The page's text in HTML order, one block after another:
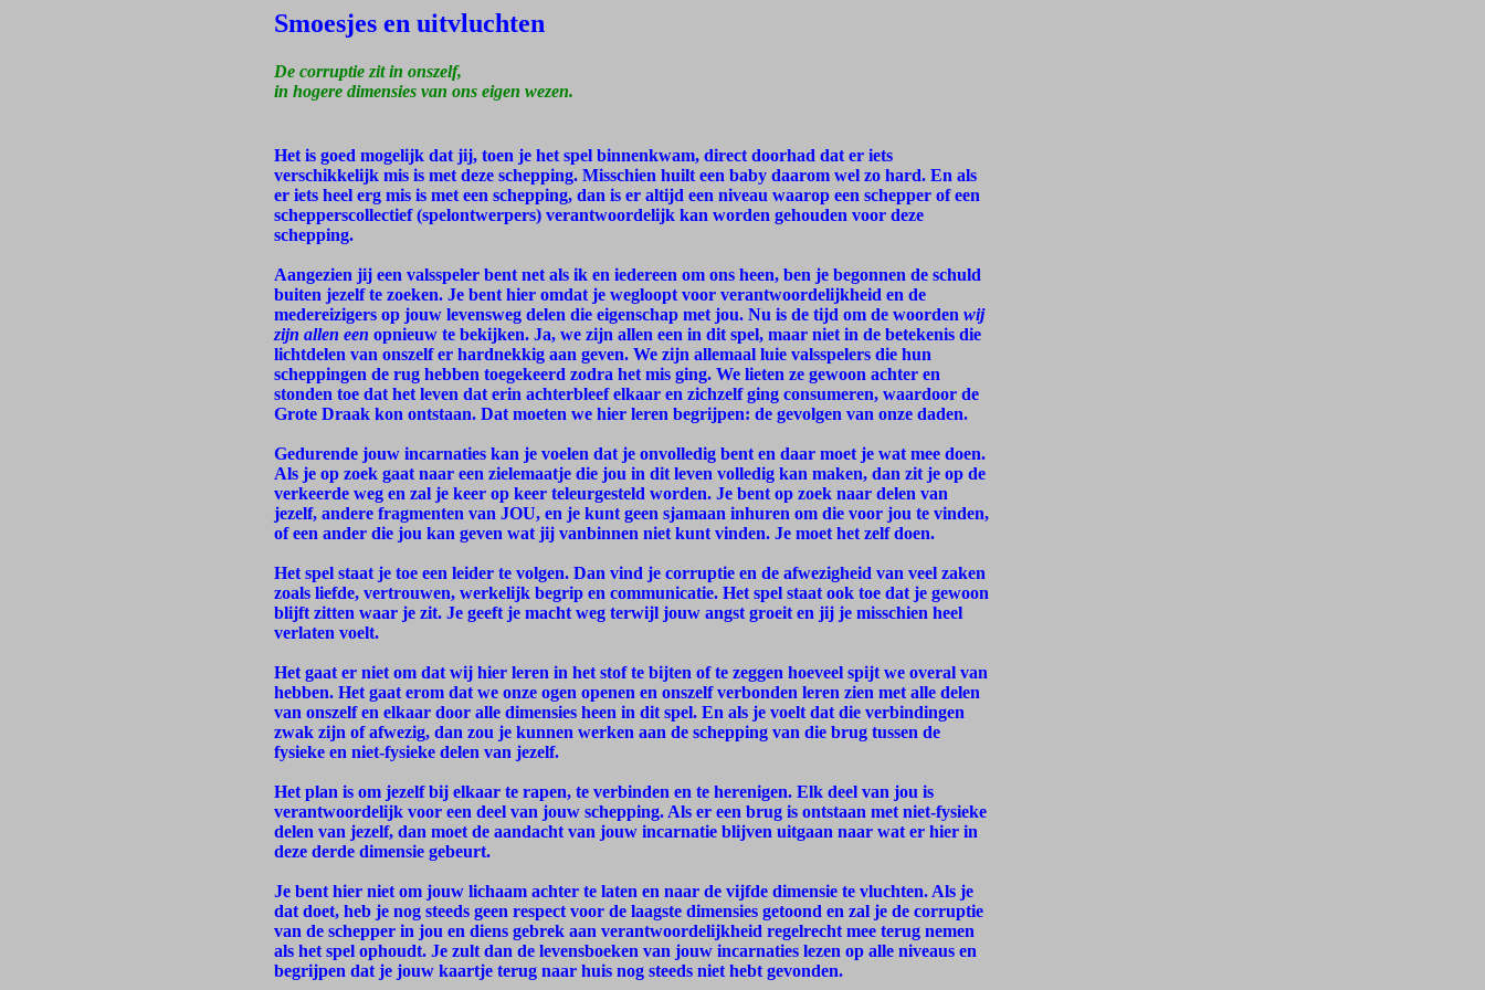
Smoesjes en uitvluchten
De corruptie zit in onszelf,
in hogere dimensies van ons eigen wezen.
Het is goed mogelijk dat jij, toen je het spel binnenkwam, direct doorhad dat er iets
verschikkelijk mis is met deze schepping. Misschien huilt een baby daarom wel zo hard. En als
er iets heel erg mis is met een schepping, dan is er altijd een niveau waarop een schepper of een
schepperscollectief (spelontwerpers) verantwoordelijk kan worden gehouden voor deze
schepping.
Aangezien jij een valsspeler bent net als ik en iedereen om ons heen, ben je begonnen de schuld
buiten jezelf te zoeken. Je bent hier omdat je wegloopt voor verantwoordelijkheid en de
medereizigers op jouw levensweg delen die eigenschap met jou. Nu is de tijd om de woorden wij
zijn allen een opnieuw te bekijken. Ja, we zijn allen een in dit spel, maar niet in de betekenis die
lichtdelen van onszelf er hardnekkig aan geven. We zijn allemaal luie valsspelers die hun
scheppingen de rug hebben toegekeerd zodra het mis ging. We lieten ze gewoon achter en
stonden toe dat het leven dat erin achterbleef elkaar en zichzelf ging consumeren, waardoor de
Grote Draak kon ontstaan. Dat moeten we hier leren begrijpen: de gevolgen van onze daden.
Gedurende jouw incarnaties kan je voelen dat je onvolledig bent en daar moet je wat mee doen.
Als je op zoek gaat naar een zielemaatje die jou in dit leven volledig kan maken, dan zit je op de
verkeerde weg en zal je keer op keer teleurgesteld worden. Je bent op zoek naar delen van
jezelf, andere fragmenten van JOU, en je kunt geen sjamaan inhuren om die voor jou te vinden,
of een ander die jou kan geven wat jij vanbinnen niet kunt vinden. Je moet het zelf doen.
Het spel staat je toe een leider te volgen. Dan vind je corruptie en de afwezigheid van veel zaken
zoals liefde, vertrouwen, werkelijk begrip en communicatie. Het spel staat ook toe dat je gewoon
blijft zitten waar je zit. Je geeft je macht weg terwijl jouw angst groeit en jij je misschien heel
verlaten voelt.
Het gaat er niet om dat wij hier leren in het stof te bijten of te zeggen hoeveel spijt we overal van
hebben. Het gaat erom dat we onze ogen openen en onszelf verbonden leren zien met alle delen
van onszelf en elkaar door alle dimensies heen in dit spel. En als je voelt dat die verbindingen
zwak zijn of afwezig, dan zou je kunnen werken aan de schepping van die brug tussen de
fysieke en niet-fysieke delen van jezelf.
Het plan is om jezelf bij elkaar te rapen, te verbinden en te herenigen. Elk deel van jou is
verantwoordelijk voor een deel van jouw schepping. Als er een brug is ontstaan met niet-fysieke
delen van jezelf, dan moet de aandacht van jouw incarnatie blijven uitgaan naar wat er hier in
deze derde dimensie gebeurt.
Je bent hier niet om jouw lichaam achter te laten en naar de vijfde dimensie te vluchten. Als je
dat doet, heb je nog steeds geen respect voor de laagste dimensies getoond en zal je de corruptie
van de schepper in jou en diens gebrek aan verantwoordelijkheid regelrecht mee terug nemen
als het spel ophoudt. Je zult dan de levensboeken van jouw incarnaties lezen op alle niveaus en
begrijpen dat je jouw kaartje terug naar huis nog steeds niet hebt gevonden.